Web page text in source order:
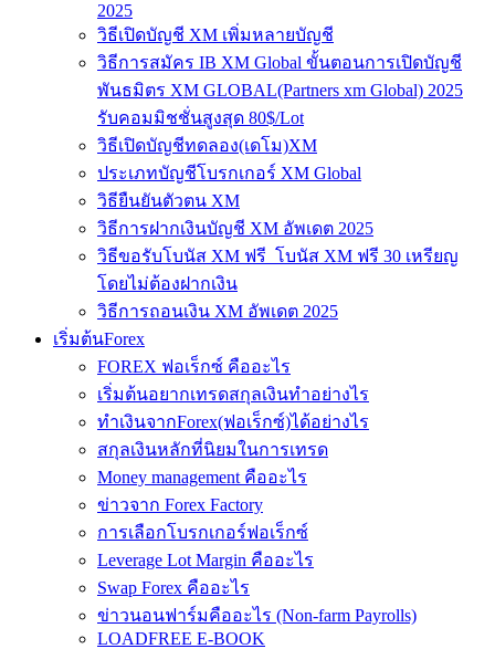
2025
วิธีเปิดบัญชี XM เพิ่มหลายบัญชี
วิธีการสมัคร IB XM Global ขั้นตอนการเปิดบัญชี
พันธมิตร XM GLOBAL(Partners xm Global) 2025
รับคอมมิชชั่นสูงสุด 80$/Lot
วิธีเปิดบัญชีทดลอง(เดโม)XM
ประเภทบัญชีโบรกเกอร์ XM Global
วิธียืนยันตัวตน XM
วิธีการฝากเงินบัญชี XM อัพเดต 2025
วิธีขอรับโบนัส XM ฟรี โบนัส XM ฟรี 30 เหรียญ
โดยไม่ต้องฝากเงิน
วิธีการถอนเงิน XM อัพเดต 2025
เริ่มต้นForex
FOREX ฟอเร็กซ์ คืออะไร
เริ่มต้นอยากเทรดสกุลเงินทำอย่างไร
ทำเงินจากForex(ฟอเร็กซ์)ได้อย่างไร
สกุลเงินหลักที่นิยมในการเทรด
Money management คืออะไร
ข่าวจาก Forex Factory
การเลือกโบรกเกอร์ฟอเร็กซ์
Leverage Lot Margin คืออะไร
Swap Forex คืออะไร
ข่าวนอนฟาร์มคืออะไร (Non-farm Payrolls)
LOADFREE E-BOOK